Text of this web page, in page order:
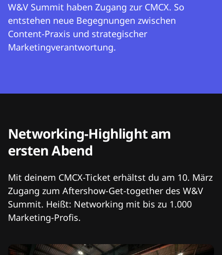
W&V Summit haben Zugang zur CMCX. So
entstehen neue Begegnungen zwischen
Content-Praxis und strategischer
Marketingverantwortung.
Networking-Highlight am
ersten Abend
Mit deinem CMCX-Ticket erhältst du am 10. März
Zugang zum Aftershow-Get-together des W&V
Summit. Heißt: Networking mit bis zu 1.000
Marketing-Profis.